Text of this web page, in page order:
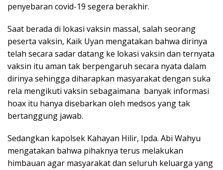
penyebaran covid-19 segera berakhir.
Saat berada di lokasi vaksin massal, salah seorang
peserta vaksin, Kaik Uyan mengatakan bahwa dirinya
telah secara sadar datang ke lokasi vaksin dan ternyata
vaksin itu aman tak berpengaruh secara nyata dalam
dirinya sehingga diharapkan masyarakat dengan suka
rela mengikuti vaksin sebagaimana banyak informasi
hoax itu hanya disebarkan oleh medsos yang tak
bertanggung jawab.
Sedangkan kapolsek Kahayan Hilir, Ipda. Abi Wahyu
mengatakan bahwa pihaknya terus melakukan
himbauan agar masyarakat dan seluruh keluarga yang